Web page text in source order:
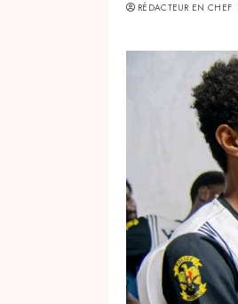
RÉDACTEUR EN CHEF